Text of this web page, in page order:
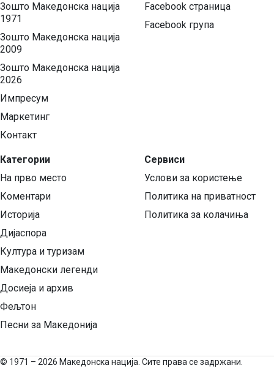
Зошто Македонска нација
1971
Зошто Македонска нација
2009
Зошто Македонска нација
2026
Импресум
Маркетинг
Контакт
Категории
На прво место
Коментари
Историја
Дијаспора
Култура и туризам
Македонски легенди
Досиеја и архив
Фељтон
Песни за Македонија
Facebook страница
Facebook група
Сервиси
Услови за користење
Политика на приватност
Политика за колачиња
© 1971 – 2026 Македонска нација. Сите права се задржани.